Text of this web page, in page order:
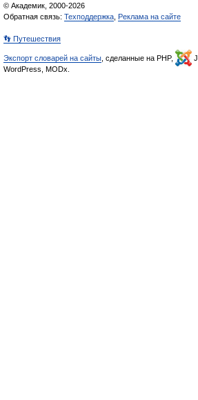
© Академик, 2000-2026
Обратная связь: Техподдержка Реклама на сайте
👣 Путешествия
Экспорт словарей на сайты , сделанные на PHP,
WordPress, MODx.